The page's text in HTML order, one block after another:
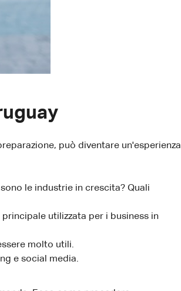
può diventare un'esperienza
le industrie in crescita? Quali
utilizzata per i business in
molto utili.
e social media.